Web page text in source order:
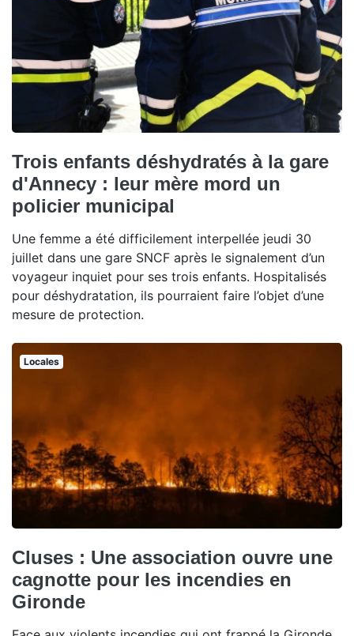
Trois enfants déshydratés à la gare
d'Annecy : leur mère mord un
policier municipal
Une femme a été difficilement interpellée jeudi 30
juillet dans une gare SNCF après le signalement d’un
voyageur inquiet pour ses trois enfants. Hospitalisés
pour déshydratation, ils pourraient faire l’objet d’une
mesure de protection.
Locales
Cluses : Une association ouvre une
cagnotte pour les incendies en
Gironde